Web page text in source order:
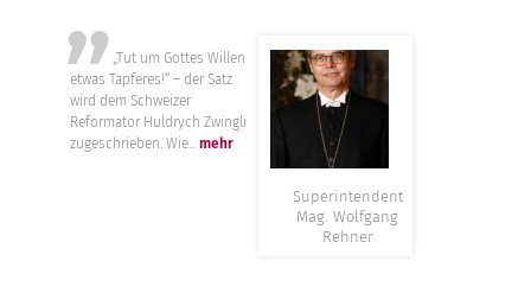
”
„Tut um Gottes Willen
etwas Tapferes!“ – der Satz
wird dem Schweizer
Reformator Huldrych Zwingli
zugeschrieben. Wie...mehr
Superintendent
Mag. Wolfgang
Rehner